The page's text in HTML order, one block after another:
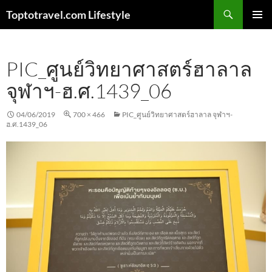
Toptotravel.com Lifestyle
PIC_ศูนย์วิทยาศาสตร์ฮาลาล
จุฬาฯ-ฮ.ศ.1439_06
04/06/2019 700 × 466
PIC_ศูนย์วิทยาศาสตร์ฮาลาล จุฬาฯ-
ฮ.ศ.1439_06